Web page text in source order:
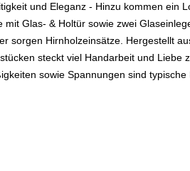
und Eleganz - Hinzu kommen ein
Glas- & Holtür sowie zwei
sorgen Hirnholzeinsätze. Hergestellt
steckt viel Handarbeit und Liebe
sowie Spannungen sind